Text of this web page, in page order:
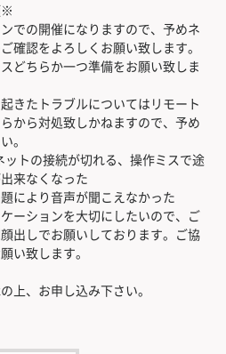
※
での開催になりますので、予めネ
確認をよろしくお願い致します。
どちらか一つ準備をお願い致しま
きたトラブルについてはリモート
から対処致しかねますので、予め
。
ットの接続が切れる、操作ミスで途
来なくなった
題により音声が聞こえなかった
ーションを大切にしたいので、ご
出しでお願いしております。ご協
い致します。
上、お申し込み下さい。